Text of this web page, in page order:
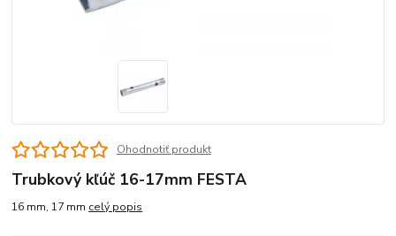
Ohodnotiť produkt
Trubkový kľúč 16-17mm FESTA
16 mm, 17 mm celý popis